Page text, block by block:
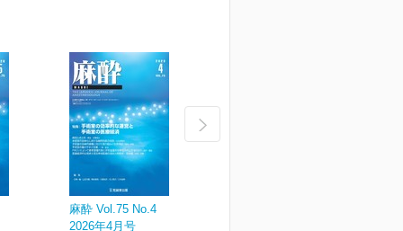
麻酔 Vol.75 No.4
2026年4月号